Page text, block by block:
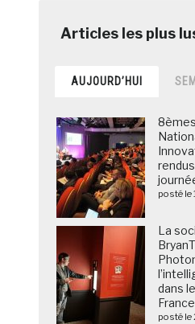
AUJOURD’HUI
posté le
La
dans
posté le